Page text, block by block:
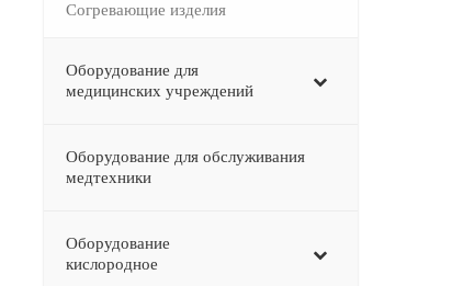
Согревающие изделия
–
Оборудование для
медицинских учреждений
Оборудование для обслуживания
медтехники
Оборудование
кислородное
–